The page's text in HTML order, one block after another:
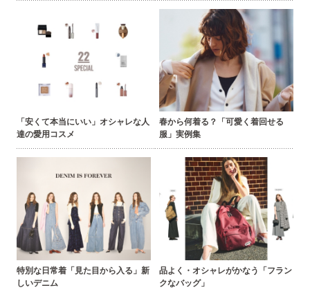
「安くて本当にいい」オシャレな人
達の愛用コスメ
春から何着る？「可愛く着回せる
服」実例集
特別な日常着「見た目から入る」新
しいデニム
品よく・オシャレがかなう「フラン
クなバッグ」